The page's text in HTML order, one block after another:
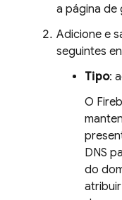
a página de
Adicione e
seguintes
Tipo:
O
DNS
do